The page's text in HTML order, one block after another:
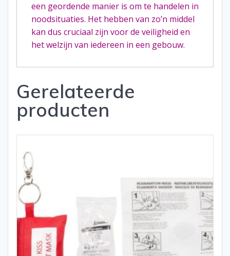
een geordende manier is om te handelen in
noodsituaties. Het hebben van zo’n middel
kan dus cruciaal zijn voor de veiligheid en
het welzijn van iedereen in een gebouw.
Gerelateerde
producten